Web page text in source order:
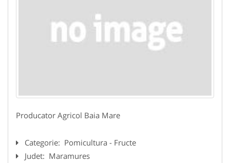
Producator Agricol Baia Mare
Categorie: Pomicultura - Fructe
Judet: Maramures